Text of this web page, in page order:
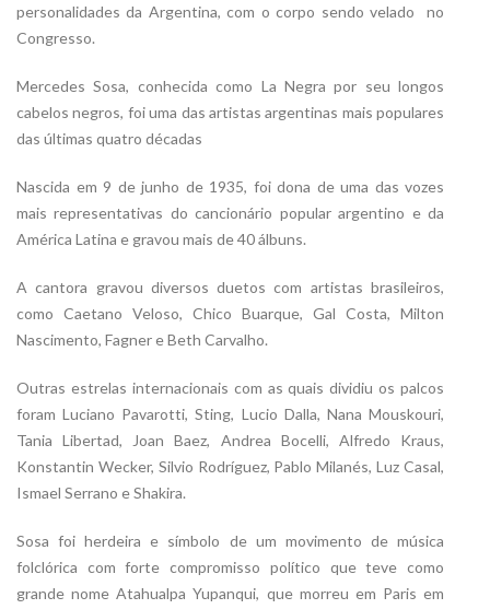
personalidades da Argentina, com o corpo sendo velado no
Congresso.
Mercedes Sosa, conhecida como La Negra por seu longos
cabelos negros, foi uma das artistas argentinas mais populares
das últimas quatro décadas
Nascida em 9 de junho de 1935, foi dona de uma das vozes
mais representativas do cancionário popular argentino e da
América Latina e gravou mais de 40 álbuns.
A cantora gravou diversos duetos com artistas brasileiros,
como Caetano Veloso, Chico Buarque, Gal Costa, Milton
Nascimento, Fagner e Beth Carvalho.
Outras estrelas internacionais com as quais dividiu os palcos
foram Luciano Pavarotti, Sting, Lucio Dalla, Nana Mouskouri,
Tania Libertad, Joan Baez, Andrea Bocelli, Alfredo Kraus,
Konstantin Wecker, Silvio Rodríguez, Pablo Milanés, Luz Casal,
Ismael Serrano e Shakira.
Sosa foi herdeira e símbolo de um movimento de música
folclórica com forte compromisso político que teve como
grande nome Atahualpa Yupanqui, que morreu em Paris em